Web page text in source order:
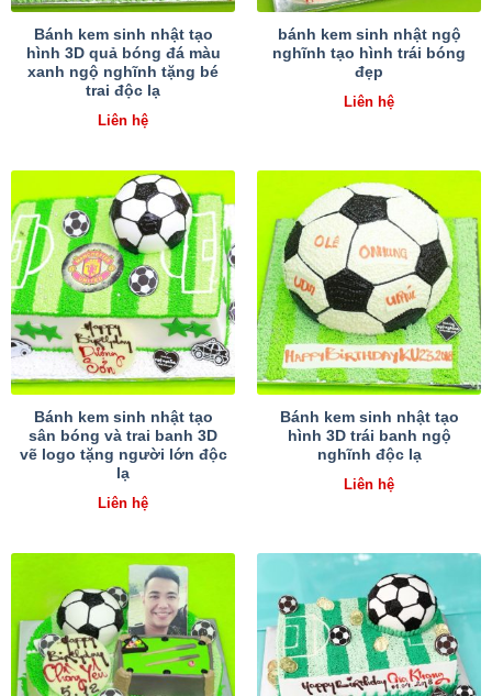
Bánh kem sinh nhật tạo
hình 3D quả bóng đá màu
xanh ngộ nghĩnh tặng bé
trai độc lạ
Liên hệ
bánh kem sinh nhật ngộ
nghĩnh tạo hình trái bóng
đẹp
Liên hệ
Bánh kem sinh nhật tạo
sân bóng và trai banh 3D
vẽ logo tặng người lớn độc
lạ
Liên hệ
Bánh kem sinh nhật tạo
hình 3D trái banh ngộ
nghĩnh độc lạ
Liên hệ